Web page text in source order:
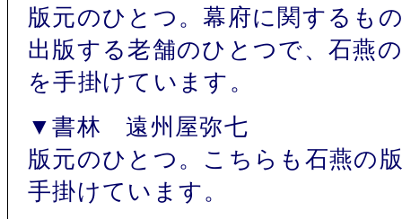
版元のひとつ。幕府に関するも
出版する老舗のひとつで、石燕
を手掛けています。
▼書林 遠州屋弥七
版元のひとつ。こちらも石燕の
手掛けています。